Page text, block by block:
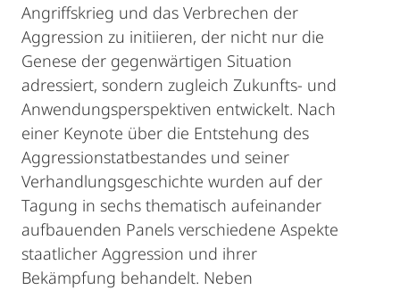
Angriffskrieg und das Verbrechen der
Aggression zu initiieren, der nicht nur die
Genese der gegenwärtigen Situation
adressiert, sondern zugleich Zukunfts- und
Anwendungsperspektiven entwickelt. Nach
einer Keynote über die Entstehung des
Aggressionstatbestandes und seiner
Verhandlungsgeschichte wurden auf der
Tagung in sechs thematisch aufeinander
aufbauenden Panels verschiedene Aspekte
staatlicher Aggression und ihrer
Bekämpfung behandelt. Neben